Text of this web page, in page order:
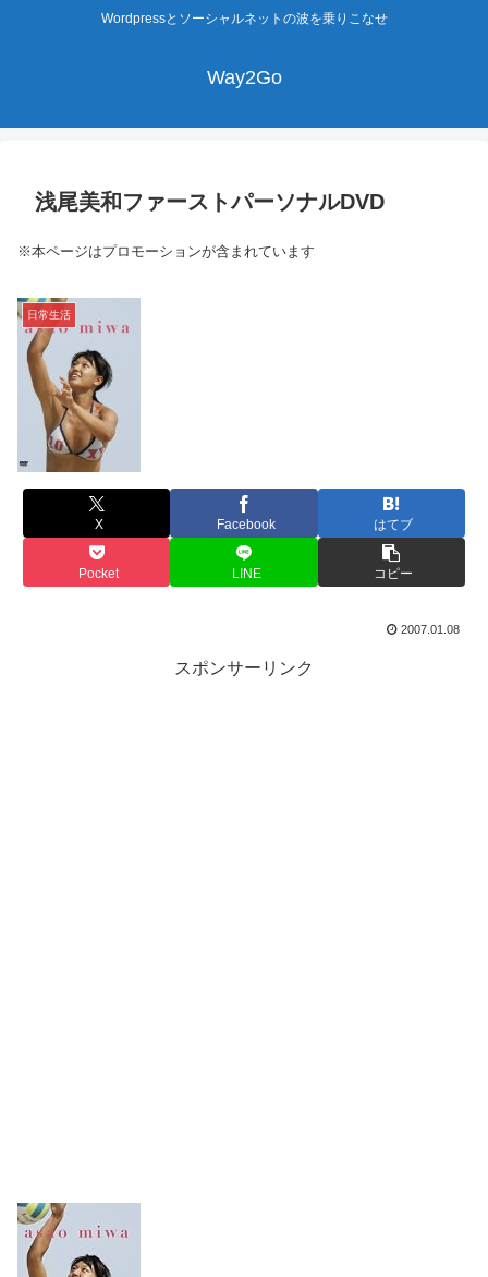
Wordpressとソーシャルネットの波を乗りこなせ
Way2Go
浅尾美和ファーストパーソナルDVD
※本ページはプロモーションが含まれています
日常生活
X Facebook はてブ
Pocket LINE コピー
2007.01.08
スポンサーリンク